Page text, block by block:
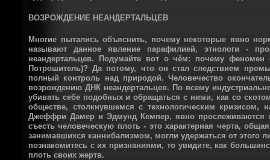
ВОЗРОЖДЕНИЕ НЕАНДЕРТАЛЬЦЕВ
Многие пытались объяснить, почему некоторые явно
называют данное явление парафилией, этнологи -
неандертальцев. Подумайте вот о чём: почему
Потрошитель)? Да потому, что он стал следствием
полный контроль над природой. Человечество
возрождению ДНК неандертальцев. По всему
убивать себе подобных и обращаться с ними, как со
обществе, столкнувшемся с технологическим
Джеффри Дамер и Эдмунд Кемпер, явно прослеживаются
съесть человеческую плоть - это характерная черта,
занимавшихся каннибализмом, могли удержаться от
познакомитесь с их признаниями, то увидите, как
плоть своих жертв.